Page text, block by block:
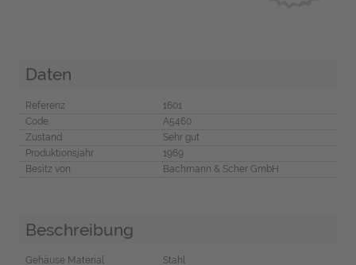
Daten
Referenz
1601
Code
A5460
Zustand
Sehr gut
Produktionsjahr
1969
Besitz von
Bachmann & Scher GmbH
Beschreibung
Gehäuse Material
Stahl